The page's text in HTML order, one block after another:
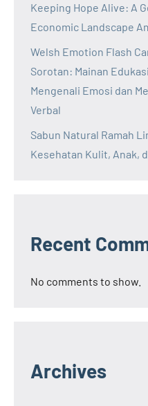
Keeping Hope Alive: A
Economic Landscape
Welsh Emotion Flash
Sorotan: Mainan
Mengenali Emosi dan
Verbal
Sabun Natural Ramah
Kesehatan Kulit, Anak,
Recent
No comments to show.
Archives